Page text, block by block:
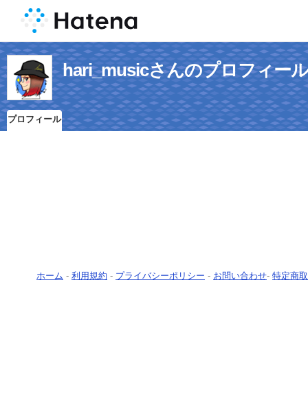
hari_musicさんのプロフィール
プロフィール
ホーム - 利用規約 - プライバシーポリシー - お問い合わせ- 特定商